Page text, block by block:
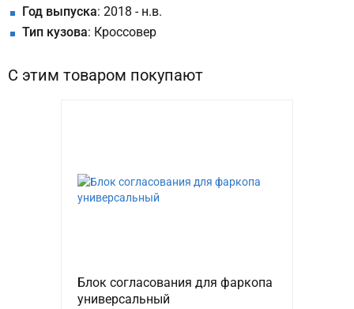
Год выпуска: 2018 - н.в.
Тип кузова: Кроссовер
С этим товаром покупают
Блок согласования для фаркопа
универсальный